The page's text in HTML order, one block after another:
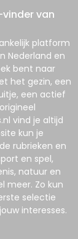
van
platform
Nederland en
bent naar
het gezin, een
een actief
vind je altijd
kun je
rubrieken en
en spel,
natuur en
meer. Zo kun
selectie
interesses.